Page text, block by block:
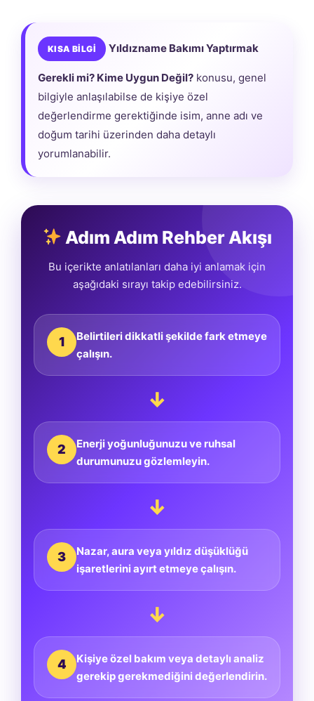
KISA BİLGİ Yıldızname Bakımı Yaptırmak
Gerekli mi? Kime Uygun Değil? konusu, genel
bilgiyle anlaşılabilse de kişiye özel
değerlendirme gerektiğinde isim, anne adı ve
doğum tarihi üzerinden daha detaylı
yorumlanabilir.
Adım Adım Rehber Akışı
Bu içerikte anlatılanları daha iyi anlamak için
aşağıdaki sırayı takip edebilirsiniz.
1
Belirtileri dikkatli şekilde fark etmeye
çalışın.
↓
2
Enerji yoğunluğunuzu ve ruhsal
durumunuzu gözlemleyin.
↓
3
Nazar, aura veya yıldız düşüklüğü
işaretlerini ayırt etmeye çalışın.
↓
4
Kişiye özel bakım veya detaylı analiz
gerekip gerekmediğini değerlendirin.